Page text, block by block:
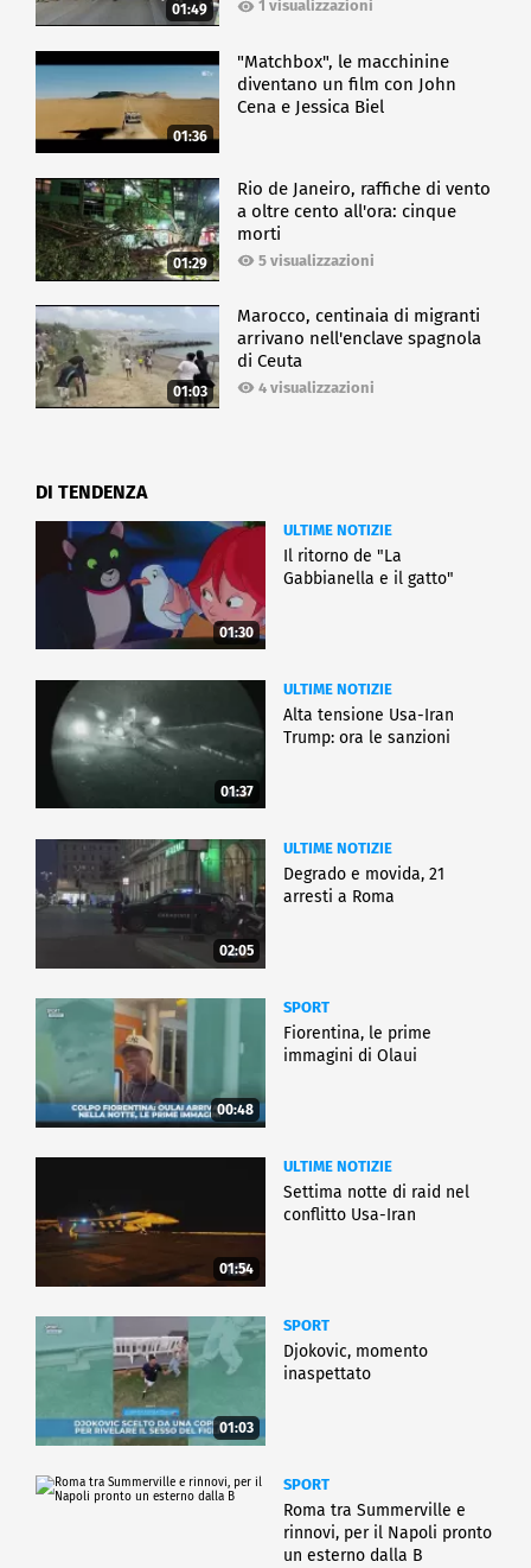
01:49 1 visualizzazioni
01:36
"Matchbox", le macchinine
diventano un film con John
Cena e Jessica Biel
01:29
Rio de Janeiro, raffiche di vento
a oltre cento all'ora: cinque
morti
5 visualizzazioni
01:03
Marocco, centinaia di migranti
arrivano nell'enclave spagnola
di Ceuta
4 visualizzazioni
DI TENDENZA
01:30
ULTIME NOTIZIE
Il ritorno de "La
Gabbianella e il gatto"
01:37
ULTIME NOTIZIE
Alta tensione Usa-Iran
Trump: ora le sanzioni
02:05
ULTIME NOTIZIE
Degrado e movida, 21
arresti a Roma
00:48
SPORT
Fiorentina, le prime
immagini di Olaui
01:54
ULTIME NOTIZIE
Settima notte di raid nel
conflitto Usa-Iran
01:03
SPORT
Djokovic, momento
inaspettato
SPORT
Roma tra Summerville e
rinnovi, per il Napoli pronto
un esterno dalla B